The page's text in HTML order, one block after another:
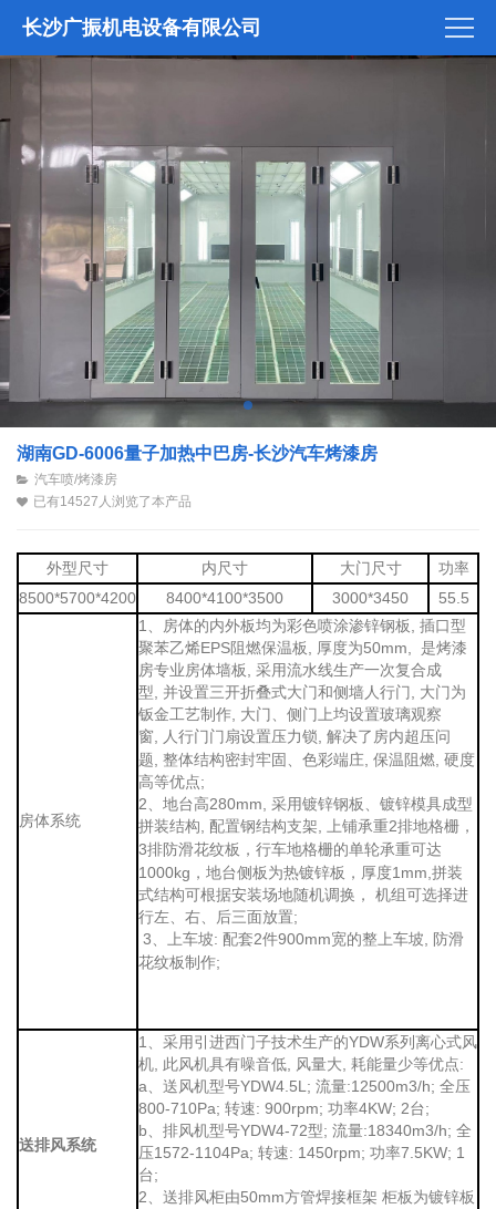
长沙广振机电设备有限公司
湖南GD-6006量子加热中巴房-长沙汽车烤漆房
汽车喷/烤漆房
已有14527人浏览了本产品
外型尺寸 内尺寸 大门尺寸
功率
8500*5700*4200
8400*4100*3500 3000*3450 55.5
房体系统
1、房体的内外板均为彩色喷涂渗锌钢板, 插口型
聚苯乙烯EPS阻燃保温板, 厚度为50mm, 是烤漆
房专业房体墙板, 采用流水线生产一次复合成
型, 并设置三开折叠式大门和侧墙人行门, 大门为
钣金工艺制作, 大门、侧门上均设置玻璃观察
窗, 人行门门扇设置压力锁 , 解决了房内超压问
题, 整体结构密封牢固、色彩端庄, 保温阻燃, 硬度
高等优点;
2、地台高280mm, 采用镀锌钢板、镀锌模具成型
拼装结构, 配置钢结构支架, 上铺承重2排地格栅 ，
3排防滑花纹板，行车地格栅的单轮承重可达
1000kg，地台侧板为热镀锌板，厚度1mm,拼装
式结构可根据安装场地随机调换， 机组可选择进
行左、右、后三面放置;
3、上车坡: 配套2件900mm宽的整上车坡, 防滑
花纹板制作;
送排风系统
1、采用引进西门子技术生产的YDW系列离心式风
机, 此风机具有噪音低, 风量大, 耗能量少等优点:
a、送风机型号YDW4.5L; 流量:12500m3/h; 全压
800-710Pa; 转速: 900rpm; 功率4KW; 2台;
b、排风机型号YDW4-72型; 流量:18340m3/h; 全
压1572-1104Pa; 转速: 1450rpm; 功率7.5KW; 1
台;
2、送排风柜由50mm方管焊接框架 柜板为镀锌板